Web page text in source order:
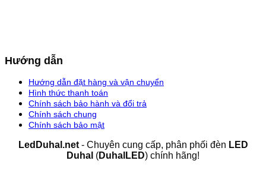
Hướng dẫn
Hướng dẫn đặt hàng và vận chuyển
Hình thức thanh toán
Chính sách bảo hành và đổi trả
Chính sách chung
Chính sách bảo mật
LedDuhal.net- Chuyên cung cấp, phân phối đèn LED
Duhal (DuhalLED) chính hãng!